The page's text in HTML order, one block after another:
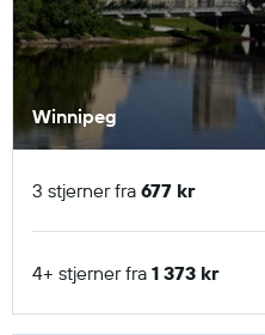
Winnipeg
3 stjerner fra 677 kr
4+ stjerner fra 1 373 kr